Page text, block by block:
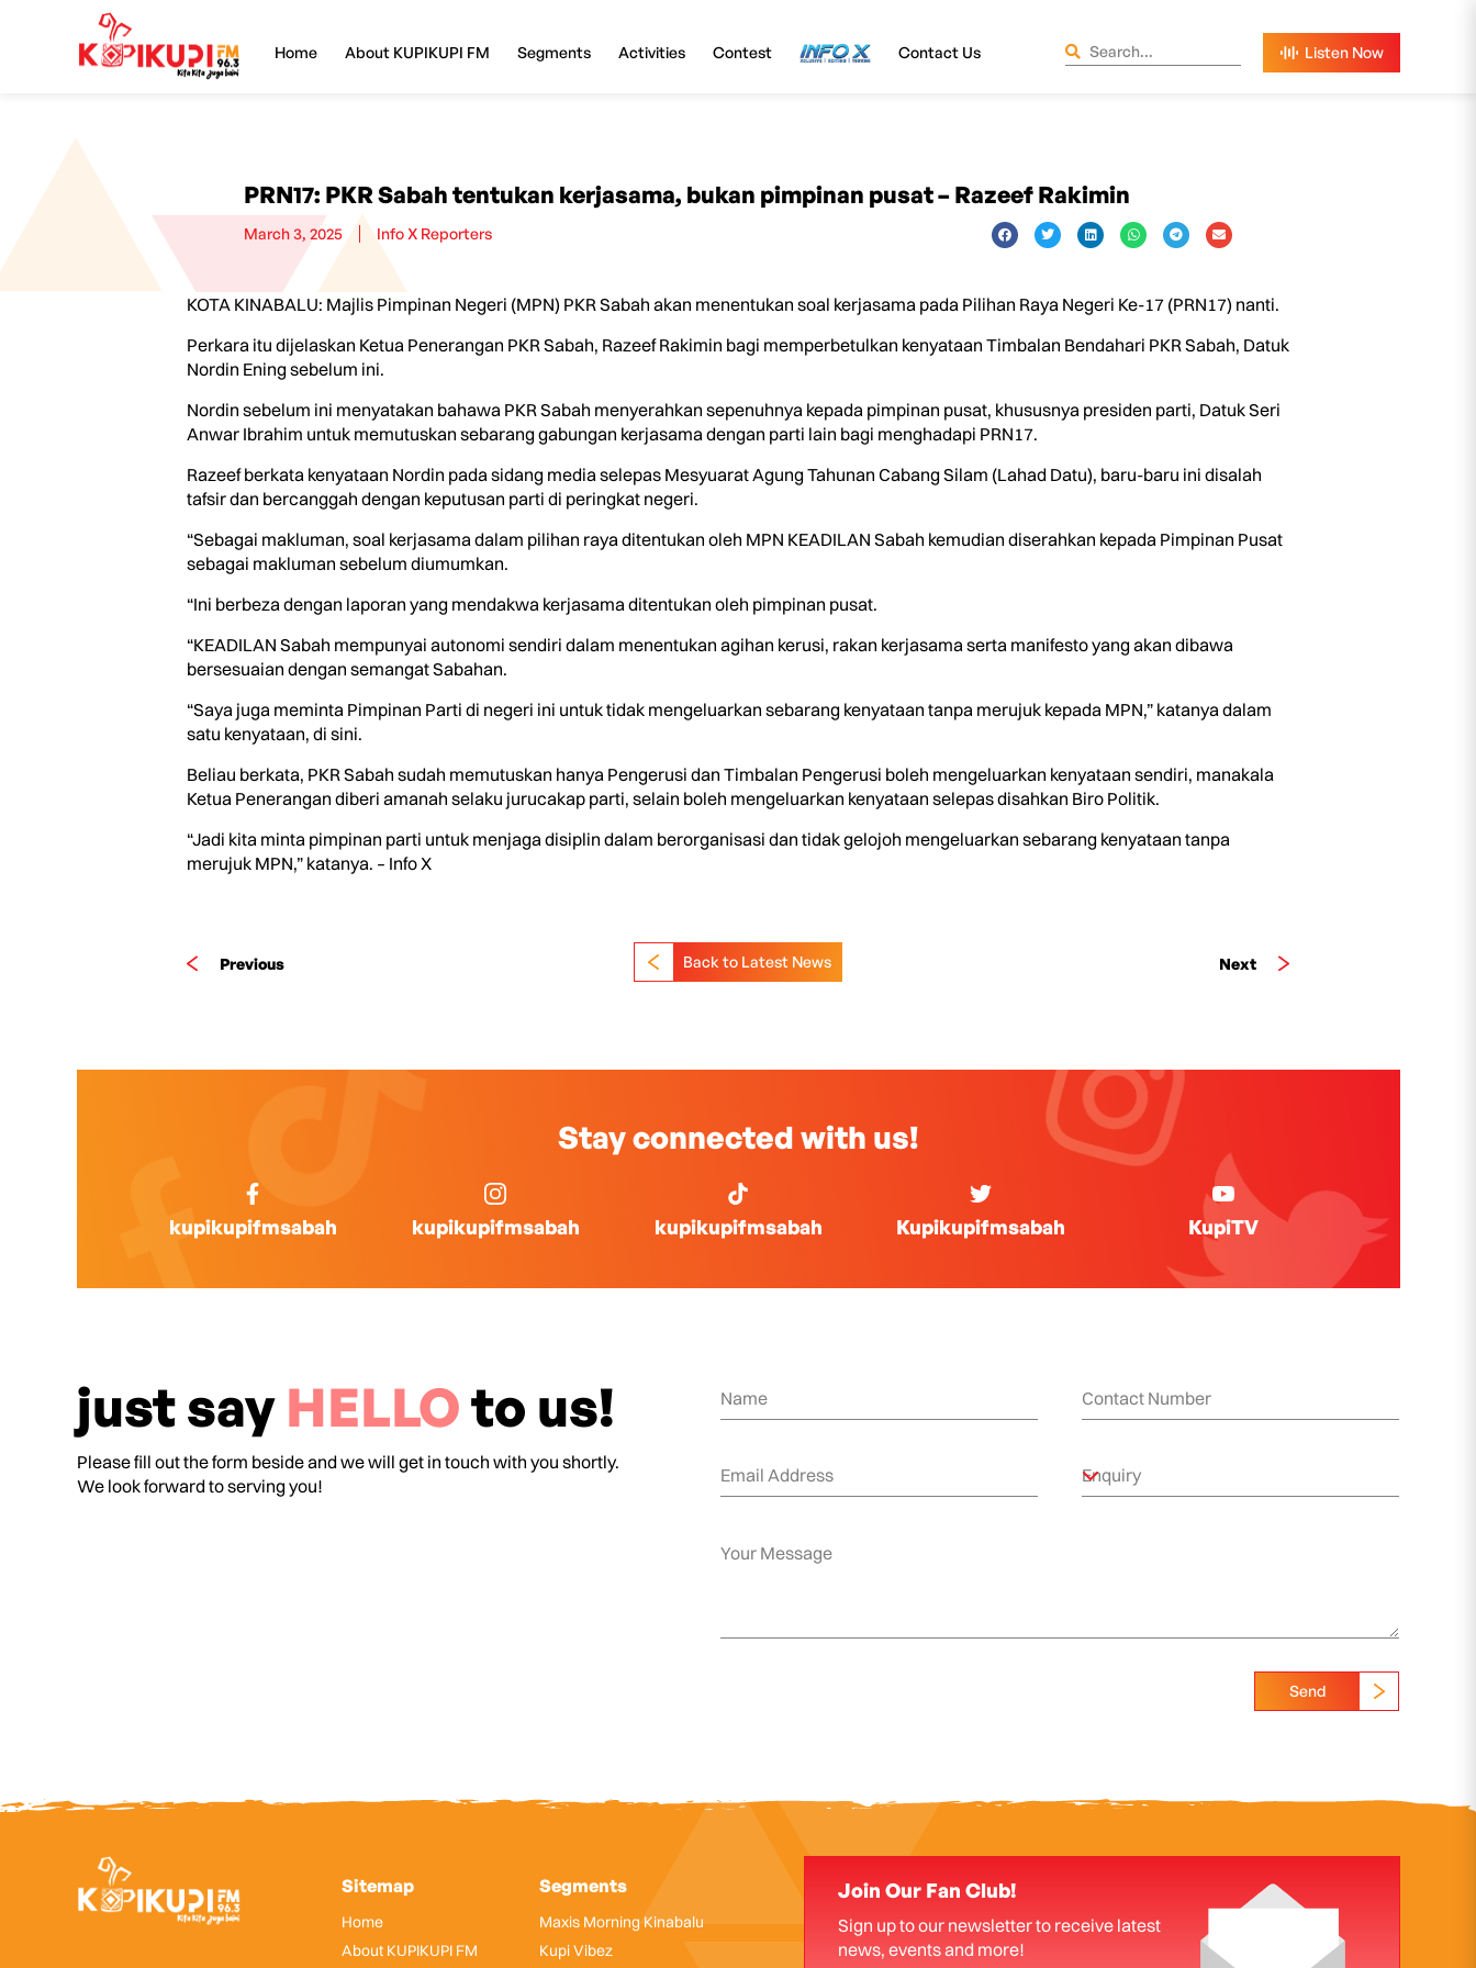
Home About KUPIKUPI FM Segments Activities Contest InfoX Contact Us
PRN17: PKR Sabah tentukan kerjasama, bukan pimpinan pusat – Razeef Rakimin
March 3, 2025 Info X Reporters
KOTA KINABALU: Majlis Pimpinan Negeri (MPN) PKR Sabah akan menentukan soal kerjasama pada Pilihan Raya Negeri Ke-17 (PRN17) nanti.
Perkara itu dijelaskan Ketua Penerangan PKR Sabah, Razeef Rakimin bagi memperbetulkan kenyataan Timbalan Bendahari PKR Sabah, Datuk
Nordin Ening sebelum ini.
Nordin sebelum ini menyatakan bahawa PKR Sabah menyerahkan sepenuhnya kepada pimpinan pusat, khususnya presiden parti, Datuk Seri
Anwar Ibrahim untuk memutuskan sebarang gabungan kerjasama dengan parti lain bagi menghadapi PRN17.
Razeef berkata kenyataan Nordin pada sidang media selepas Mesyuarat Agung Tahunan Cabang Silam (Lahad Datu), baru-baru ini disalah
tafsir dan bercanggah dengan keputusan parti di peringkat negeri.
“Sebagai makluman, soal kerjasama dalam pilihan raya ditentukan oleh MPN KEADILAN Sabah kemudian diserahkan kepada Pimpinan Pusat
sebagai makluman sebelum diumumkan.
“Ini berbeza dengan laporan yang mendakwa kerjasama ditentukan oleh pimpinan pusat.
“KEADILAN Sabah mempunyai autonomi sendiri dalam menentukan agihan kerusi, rakan kerjasama serta manifesto yang akan dibawa
bersesuaian dengan semangat Sabahan.
“Saya juga meminta Pimpinan Parti di negeri ini untuk tidak mengeluarkan sebarang kenyataan tanpa merujuk kepada MPN,” katanya dalam
satu kenyataan, di sini.
Beliau berkata, PKR Sabah sudah memutuskan hanya Pengerusi dan Timbalan Pengerusi boleh mengeluarkan kenyataan sendiri, manakala
Ketua Penerangan diberi amanah selaku jurucakap parti, selain boleh mengeluarkan kenyataan selepas disahkan Biro Politik.
“Jadi kita minta pimpinan parti untuk menjaga disiplin dalam berorganisasi dan tidak gelojoh mengeluarkan sebarang kenyataan tanpa
merujuk MPN,” katanya. – Info X
Previous Next
Back to Latest News
Stay connected with us!
kupikupifmsabah kupikupifmsabah kupikupifmsabah Kupikupifmsabah KupiTV
just say HELLOto us!
Please fill out the form beside and we will get in touch with you shortly.
We look forward to serving you!
Send
Sitemap
Home
About KUPIKUPI FM
Segments
Maxis Morning Kinabalu
Kupi Vibez
Join Our Fan Club!
Sign up to our newsletter to receive latest
news, events and more!